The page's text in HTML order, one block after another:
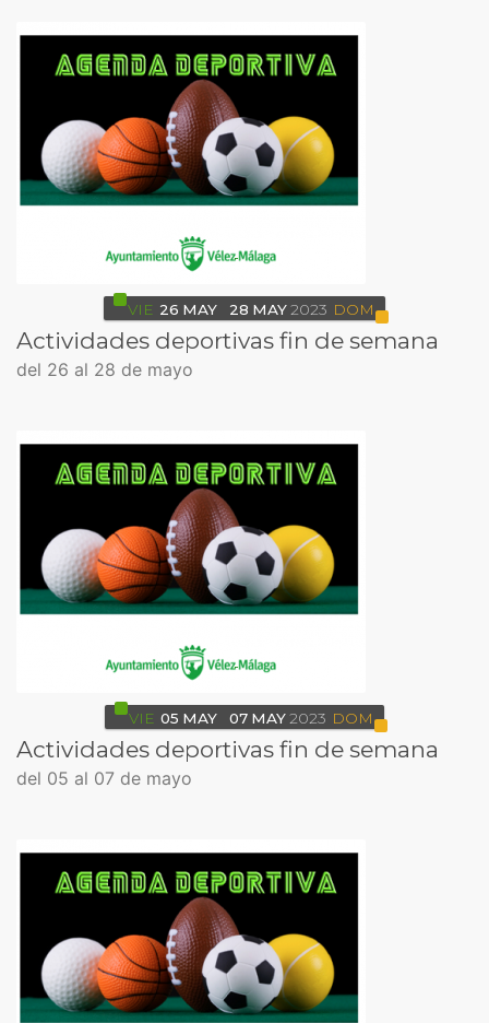
VIE 26 MAY 28 MAY2023 DOM
Actividades deportivas fin de semana
del 26 al 28 de mayo
VIE 05 MAY 07 MAY2023 DOM
Actividades deportivas fin de semana
del 05 al 07 de mayo